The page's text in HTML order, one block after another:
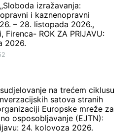
izražavanja:
i kaznenopravni
– 28. listopada 2026.,
Firenca- ROK ZA PRIJAVU:
2026.
na trećem ciklusu
satova stranih
Europske mreže za
osposobljavanje (EJTN):
24. kolovoza 2026.